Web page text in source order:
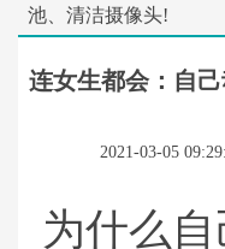
池、清洁摄像头!
连女生都会：自
2021-03-05
为什么自